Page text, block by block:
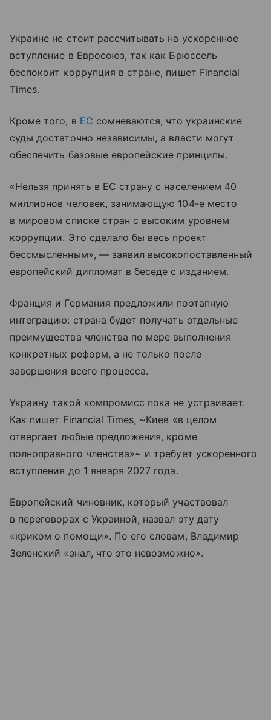
Украине не стоит рассчитывать на ускоренное
вступление в Евросоюз, так как Брюссель
беспокоит коррупция в стране, пишет Financial
Times.
Кроме того, в ЕС сомневаются, что украинские
суды достаточно независимы, а власти могут
обеспечить базовые европейские принципы.
«Нельзя принять в ЕС страну с населением 40
миллионов человек, занимающую 104-е место
в мировом списке стран с высоким уровнем
коррупции. Это сделало бы весь проект
бессмысленным», — заявил высокопоставленный
европейский дипломат в беседе с изданием.
Франция и Германия предложили поэтапную
интеграцию: страна будет получать отдельные
преимущества членства по мере выполнения
конкретных реформ, а не только после
завершения всего процесса.
Украину такой компромисс пока не устраивает.
Как пишет Financial Times, ~Киев «в целом
отвергает любые предложения, кроме
полноправного членства»~ и требует ускоренного
вступления до 1 января 2027 года.
Европейский чиновник, который участвовал
в переговорах с Украиной, назвал эту дату
«криком о помощи». По его словам, Владимир
Зеленский «знал, что это невозможно».